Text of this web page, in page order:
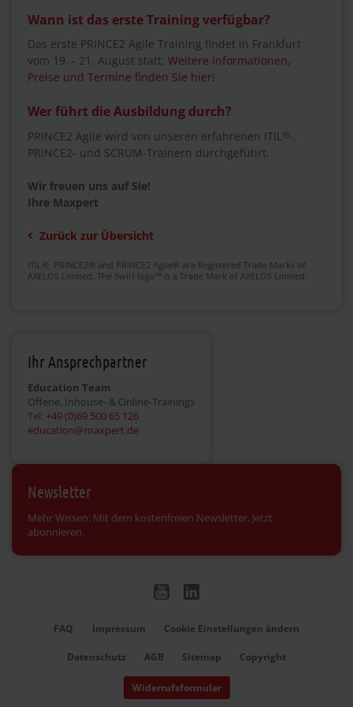
Wann ist das erste Training verfügbar?
Das erste PRINCE2 Agile Training findet in Frankfurt
vom 19. - 21. August statt. Weitere Informationen,
Preise und Termine finden Sie hier!
Wer führt die Ausbildung durch?
PRINCE2 Agile wird von unseren erfahrenen ITIL ® -,
PRINCE2- und SCRUM-Trainern durchgeführt.
Wir freuen uns auf Sie!
Ihre Maxpert
Zurück zur Übersicht
ITIL®, PRINCE2® and PRINCE2 Agile® are Registered Trade Marks of
AXELOS Limited. The Swirl logo™ is a Trade Mark of AXELOS Limited.
Ihr Ansprechpartner
Education Team
Offene, Inhouse- & Online-Trainings
Tel: +49 (0)69 500 65 126
education@maxpert.de
Newsletter
Mehr Wissen: Mit dem kostenfreien Newsletter. Jetzt
abonnieren.
FAQ Impressum Cookie Einstellungen ändern
Datenschutz AGB Sitemap Copyright
Widerrufsformular